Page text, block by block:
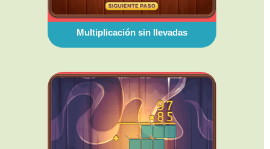
Multiplicación sin llevadas